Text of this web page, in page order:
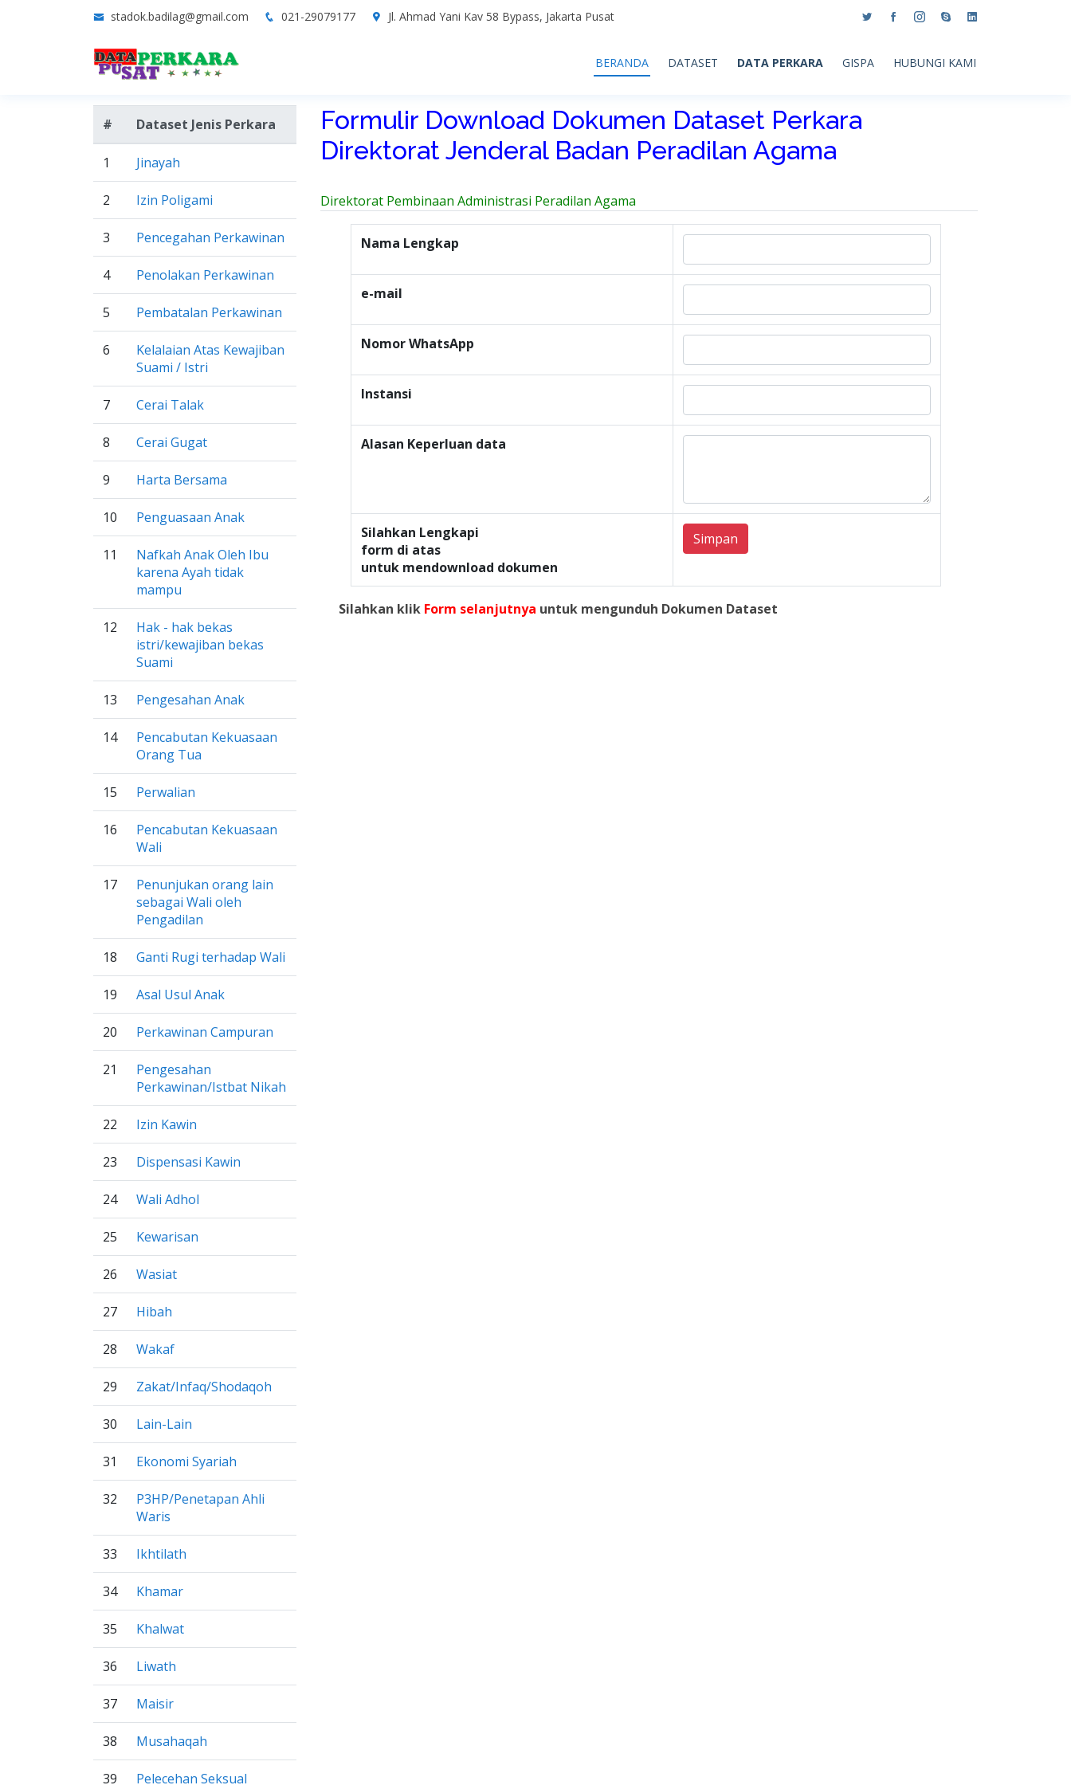
stadok.badilag@gmail.com 021-29079177 Jl. Ahmad Yani Kav 58 Bypass, Jakarta Pusat
BERANDA DATASET DATA PERKARA GISPA HUBUNGI KAMI
# Dataset Jenis Perkara
1 Jinayah
2 Izin Poligami
3 Pencegahan Perkawinan
4 Penolakan Perkawinan
5 Pembatalan Perkawinan
6
Kelalaian Atas Kewajiban
Suami / Istri
7 Cerai Talak
8 Cerai Gugat
9 Harta Bersama
10 Penguasaan Anak
11
Nafkah Anak Oleh Ibu
karena Ayah tidak
mampu
12
Hak - hak bekas
istri/kewajiban bekas
Suami
13 Pengesahan Anak
14
Pencabutan Kekuasaan
Orang Tua
15 Perwalian
16
Pencabutan Kekuasaan
Wali
17
Penunjukan orang lain
sebagai Wali oleh
Pengadilan
18 Ganti Rugi terhadap Wali
19 Asal Usul Anak
20 Perkawinan Campuran
21
Pengesahan
Perkawinan/Istbat Nikah
22 Izin Kawin
23 Dispensasi Kawin
24 Wali Adhol
25 Kewarisan
26 Wasiat
27 Hibah
28 Wakaf
29 Zakat/Infaq/Shodaqoh
30 Lain-Lain
31 Ekonomi Syariah
32
P3HP/Penetapan Ahli
Waris
33 Ikhtilath
34 Khamar
35 Khalwat
36 Liwath
37 Maisir
38 Musahaqah
39 Pelecehan Seksual
Formulir Download Dokumen Dataset Perkara
Direktorat Jenderal Badan Peradilan Agama
Direktorat Pembinaan Administrasi Peradilan Agama
Nama Lengkap
e-mail
Nomor WhatsApp
Instansi
Alasan Keperluan data
Silahkan Lengkapi
form di atas
untuk mendownload dokumen
Simpan
Silahkan klik Form selanjutnya untuk mengunduh Dokumen Dataset